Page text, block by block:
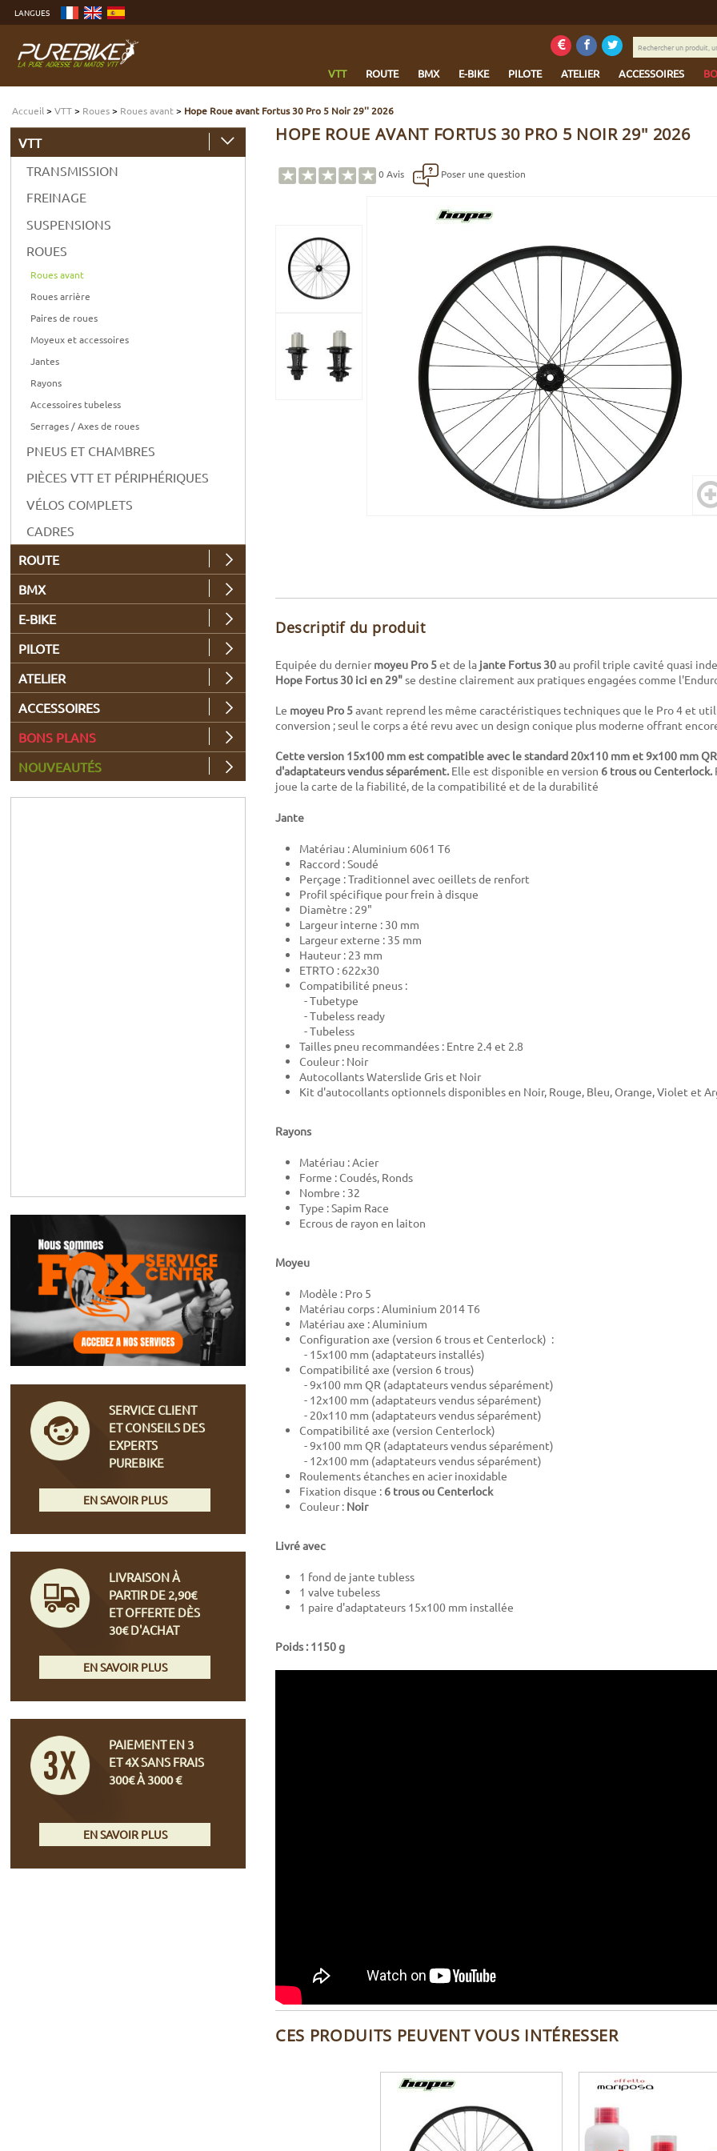
contenu
menu
Aller
LANGUES
VTT ROUTE BMX E-BIKE PILOTE ATELIER ACCESSOIRES
Rechercher
un
une
marque...
Accueil >VTT> Roues> Roues avant> Hope Roue avant Fortus 30 Pro 5 Noir 29'' 2026
HOPE ROUE AVANT FORTUS 30 PRO 5 NOIR 29'' 2026
0 Avis Poser une question
Descriptif du produit
Equipée du dernier moyeu Pro 5et de la jante Fortus 30au profil triple cavité quasi
Hope Fortus 30 ici en 29"se destine clairement aux pratiques engagées comme
Le moyeu Pro 5avant reprend les même caractéristiques techniques que le Pro 4 et
conversion ; seul le corps a été revu avec un design conique plus moderne offrant
Cette version 15x100 mm est compatible avec le standard 20x110 mm et 9x100 mm
d'adaptateurs vendus séparément. Elle est disponible en version 6 trous ou Centerlock.
joue la carte de la fiabilité, de la compatibilité et de la durabilité
Jante
Matériau : Aluminium 6061 T6
Raccord : Soudé
Perçage : Traditionnel avec oeillets de renfort
Profil spécifique pour frein à disque
Diamètre : 29"
Largeur interne : 30 mm
Largeur externe : 35 mm
Hauteur : 23 mm
ETRTO : 622x30
Compatibilité pneus :
- Tubetype
- Tubeless ready
- Tubeless
Tailles pneu recommandées : Entre 2.4 et 2.8
Couleur : Noir
Autocollants Waterslide Gris et Noir
Kit d'autocollants optionnels disponibles en Noir, Rouge, Bleu, Orange, Violet et
Rayons
Matériau : Acier
Forme : Coudés, Ronds
Nombre : 32
Type : Sapim Race
Ecrous de rayon en laiton
Moyeu
Modèle : Pro 5
Matériau corps : Aluminium 2014 T6
Matériau axe : Aluminium
Configuration axe (version 6 trous et Centerlock) :
- 15x100 mm (adaptateurs installés)
Compatibilité axe (version 6 trous)
- 9x100 mm QR (adaptateurs vendus séparément)
- 12x100 mm (adaptateurs vendus séparément)
- 20x110 mm (adaptateurs vendus séparément)
Compatibilité axe (version Centerlock)
- 9x100 mm QR (adaptateurs vendus séparément)
- 12x100 mm (adaptateurs vendus séparément)
Roulements étanches en acier inoxidable
Fixation disque : 6 trous ou Centerlock
Couleur : Noir
Livré avec
1 fond de jante tubless
1 valve tubeless
1 paire d'adaptateurs 15x100 mm installée
Poids : 1150 g
CES PRODUITS PEUVENT VOUS INTÉRESSER
VTT
TRANSMISSION
FREINAGE
SUSPENSIONS
ROUES
Roues avant
Roues arrière
Paires de roues
Moyeux et accessoires
Jantes
Rayons
Accessoires tubeless
Serrages / Axes de roues
PNEUS ET CHAMBRES
PIÈCES VTT ET PÉRIPHÉRIQUES
VÉLOS COMPLETS
CADRES
ROUTE
BMX
E-BIKE
PILOTE
ATELIER
ACCESSOIRES
BONS PLANS
NOUVEAUTÉS
SERVICE CLIENT
ET CONSEILS DES
EXPERTS
PUREBIKE
EN SAVOIR PLUS
LIVRAISON À
PARTIR DE 2,90€
ET OFFERTE DÈS
30€ D'ACHAT
EN SAVOIR PLUS
PAIEMENT EN 3
ET 4X SANS FRAIS
300€ À 3000 €
EN SAVOIR PLUS